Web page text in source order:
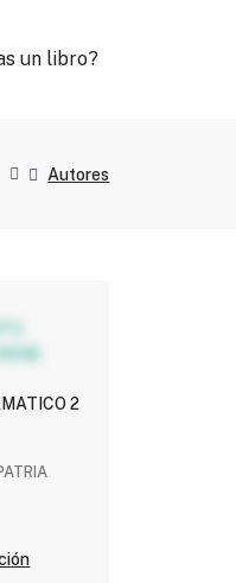
un libro?
Autores
2